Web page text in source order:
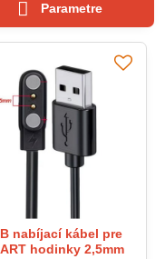
Parametre
nabíjací kábel pre
hodinky 2,5mm